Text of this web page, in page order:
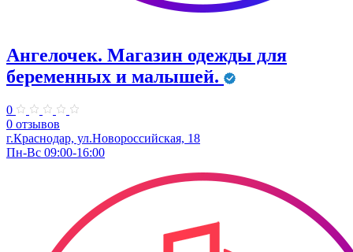
Ангелочек. Магазин одежды для
беременных и малышей.
0
0 отзывов
г.Краснодар, ул.Новороссийская, 18
Пн-Вс 09:00-16:00